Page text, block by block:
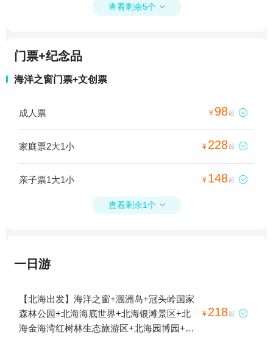
查看剩余5个 
门票+纪念品
海洋之窗门票+文创票
成人票 ¥ 98起 
家庭票2大1小 ¥ 228起 
亲子票1大1小 ¥ 148起 
查看剩余1个 
一日游
【北海出发】海洋之窗+涠洲岛+冠头岭国家
森林公园+北海海底世界+北海银滩景区+北
海金海湾红树林生态旅游区+北海园博园+北
¥ 218起 